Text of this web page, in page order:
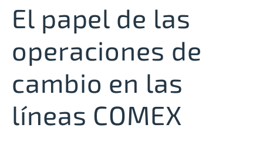
El papel de las
operaciones de
cambio en las
líneas COMEX